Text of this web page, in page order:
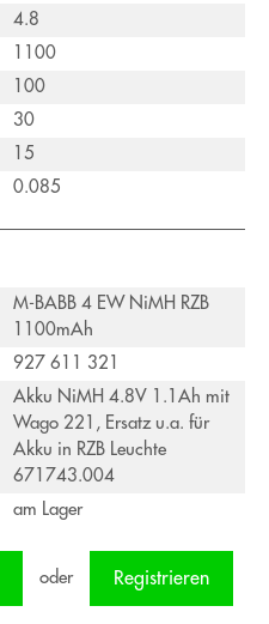
4.8
1100
100
30
15
0.085
M-BABB 4 EW NiMH RZB
1100mAh
927 611 321
Akku NiMH 4.8V 1.1Ah mit
Wago 221, Ersatz u.a. für
Akku in RZB Leuchte
671743.004
am Lager
oder Registrieren